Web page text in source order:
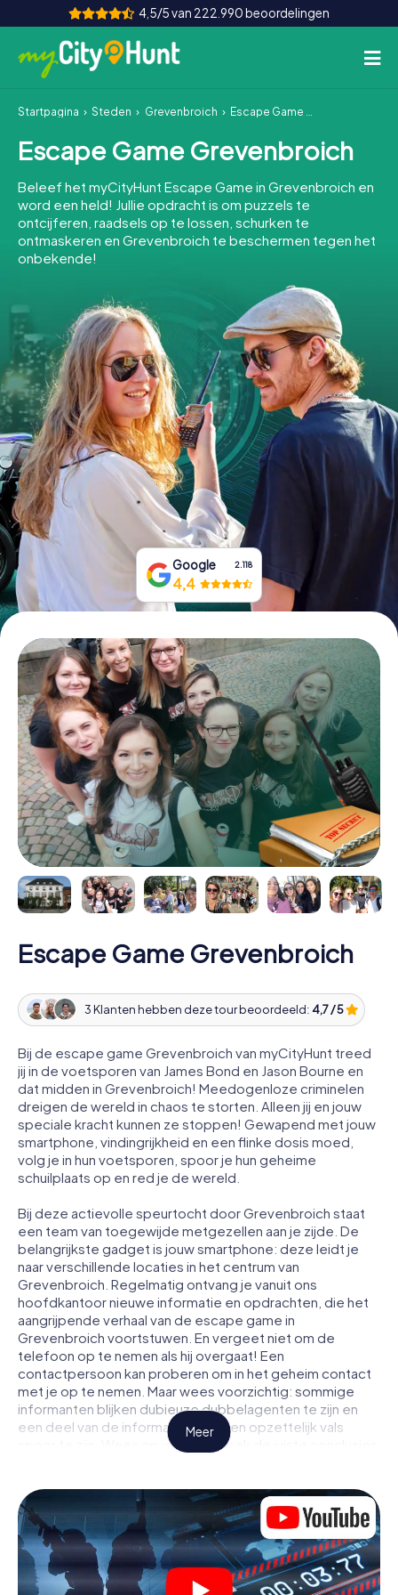
4,5/5 van 222.990 beoordelingen
Hoe het werkt
Steden
Tours
Teamevenement
INT AT CH
DE
ES
FR UK
IE
IT
NL
Boek tickets
Koop cadeaubonnen
Startpagina Steden Grevenbroich Escape Game Grevenbroich
Escape Game Grevenbroich
Beleef het myCityHunt Escape Game in Grevenbroich en
word een held! Jullie opdracht is om puzzels te
ontcijferen, raadsels op te lossen, schurken te
ontmaskeren en Grevenbroich te beschermen tegen het
onbekende!
Google 2.118
4,4
Escape Game Grevenbroich
3 Klanten hebben deze tour beoordeeld: 4,7 / 5
Bij de escape game Grevenbroich van myCityHunt treed
jij in de voetsporen van James Bond en Jason Bourne en
dat midden in Grevenbroich! Meedogenloze criminelen
dreigen de wereld in chaos te storten. Alleen jij en jouw
speciale kracht kunnen ze stoppen! Gewapend met jouw
smartphone, vindingrijkheid en een flinke dosis moed,
volg je in hun voetsporen, spoor je hun geheime
schuilplaats op en red je de wereld.
Bij deze actievolle speurtocht door Grevenbroich staat
een team van toegewijde metgezellen aan je zijde. De
belangrijkste gadget is jouw smartphone: deze leidt je
naar verschillende locaties in het centrum van
Grevenbroich. Regelmatig ontvang je vanuit ons
hoofdkantoor nieuwe informatie en opdrachten, die het
aangrijpende verhaal van de escape game in
Grevenbroich voortstuwen. En vergeet niet om de
telefoon op te nemen als hij overgaat! Een
contactpersoon kan proberen om in het geheim contact
met je op te nemen. Maar wees voorzichtig: sommige
informanten blijken dubieuze dubbelagenten te zijn en
een deel van de informatie blijkt een opzettelijk vals
spoor te zijn. Wees op je hoede, trek de juiste conclusies
Anders dan in een klassieke escaperoom in Grevenbroich
zit je niet opgesloten in een kamer waaruit je jezelf binnen
een bepaald tijdvenster moet bevrijden. Met deze
speurtocht met een smartphone wordt heel
Grevenbroich jouw speelveld! De technische
voorwaarden voor jouw avontuur in Grevenbroich zijn een
Meer